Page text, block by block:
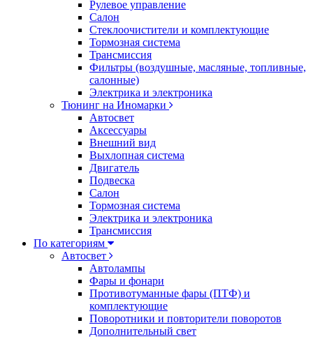
Рулевое управление
Салон
Стеклоочистители и комплектующие
Тормозная система
Трансмиссия
Фильтры (воздушные, масляные, топливные,
салонные)
Электрика и электроника
Тюнинг на Иномарки
Автосвет
Аксессуары
Внешний вид
Выхлопная система
Двигатель
Подвеска
Салон
Тормозная система
Электрика и электроника
Трансмиссия
По категориям
Автосвет
Автолампы
Фары и фонари
Противотуманные фары (ПТФ) и
комплектующие
Поворотники и повторители поворотов
Дополнительный свет